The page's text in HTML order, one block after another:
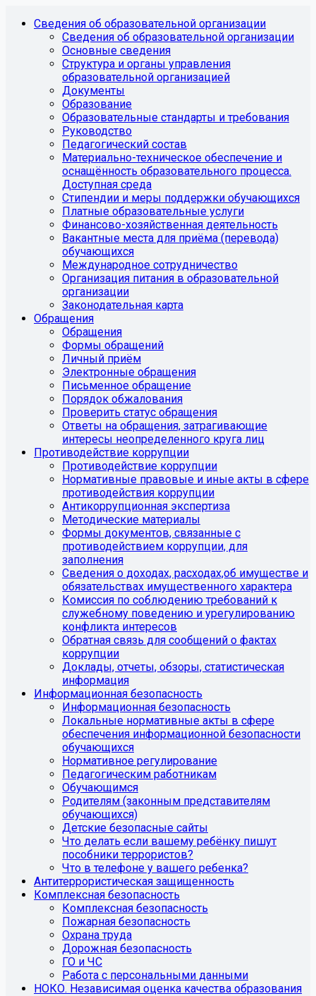
Сведения об образовательной организации
Сведения об образовательной организации
Основные сведения
Структура и органы управления
образовательной организацией
Документы
Образование
Образовательные стандарты и требования
Руководство
Педагогический состав
Материально-техническое обеспечение и
оснащённость образовательного процесса.
Доступная среда
Стипендии и меры поддержки обучающихся
Платные образовательные услуги
Финансово-хозяйственная деятельность
Вакантные места для приёма (перевода)
обучающихся
Международное сотрудничество
Организация питания в образовательной
организации
Законодательная карта
Обращения
Обращения
Формы обращений
Личный приём
Электронные обращения
Письменное обращение
Порядок обжалования
Проверить статус обращения
Ответы на обращения, затрагивающие
интересы неопределенного круга лиц
Противодействие коррупции
Противодействие коррупции
Нормативные правовые и иные акты в сфере
противодействия коррупции
Антикоррупционная экспертиза
Методические материалы
Формы документов, связанные с
противодействием коррупции, для
заполнения
Сведения о доходах, расходах,об имуществе и
обязательствах имущественного характера
Комиссия по соблюдению требований к
служебному поведению и урегулированию
конфликта интересов
Обратная связь для сообщений о фактах
коррупции
Доклады, отчеты, обзоры, статистическая
информация
Информационная безопасность
Информационная безопасность
Локальные нормативные акты в сфере
обеспечения информационной безопасности
обучающихся
Нормативное регулирование
Педагогическим работникам
Обучающимся
Родителям (законным представителям
обучающихся)
Детские безопасные сайты
Что делать если вашему ребёнку пишут
пособники террористов?
Что в телефоне у вашего ребенка?
Антитеррористическая защищенность
Комплексная безопасность
Комплексная безопасность
Пожарная безопасность
Охрана труда
Дорожная безопасность
ГО и ЧС
Работа с персональными данными
НОКО. Независимая оценка качества образования